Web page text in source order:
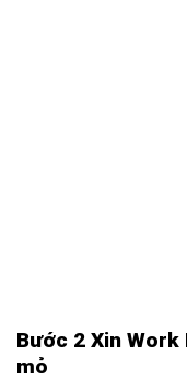
Bước 2 Xin
mỏ